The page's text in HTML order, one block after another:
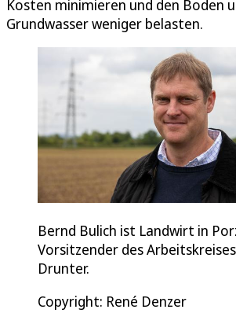
Kosten minimieren und den Boden
Grundwasser weniger belasten.
Bernd Bulich ist Landwirt in
Vorsitzender des
Drunter.
Copyright: René Denzer